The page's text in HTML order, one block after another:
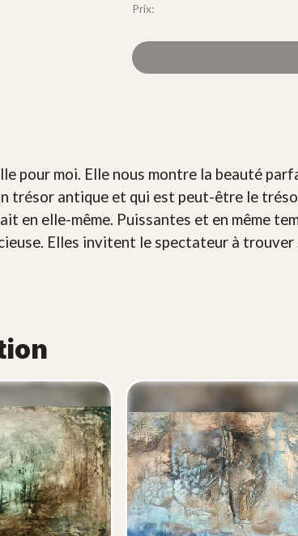
Prix:
pour moi. Elle nous montre la beauté
trésor antique et qui est peut-être le
en elle-même. Puissantes et en même
Elles invitent le spectateur à trouver